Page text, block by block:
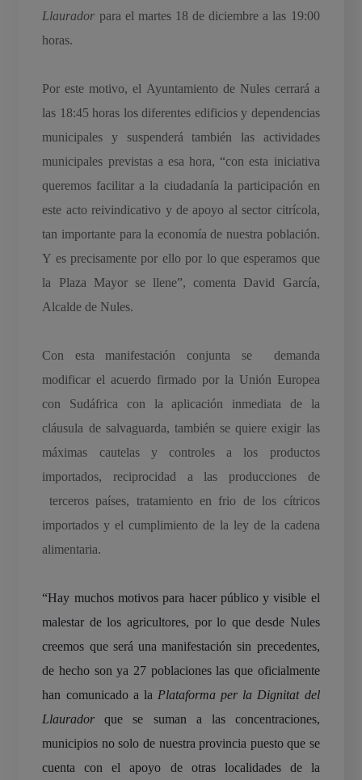
Llaurador para el martes 18 de diciembre a las 19:00
horas.
Por este motivo, el Ayuntamiento de Nules cerrará a
las 18:45 horas los diferentes edificios y dependencias
municipales y suspenderá también las actividades
municipales previstas a esa hora, “con esta iniciativa
queremos facilitar a la ciudadanía la participación en
este acto reivindicativo y de apoyo al sector citrícola,
tan importante para la economía de nuestra población.
Y es precisamente por ello por lo que esperamos que
la Plaza Mayor se llene”, comenta David García,
Alcalde de Nules.
Con esta manifestación conjunta se demanda
modificar el acuerdo firmado por la Unión Europea
con Sudáfrica con la aplicación inmediata de la
cláusula de salvaguarda, también se quiere exigir las
máximas cautelas y controles a los productos
importados, reciprocidad a las producciones de
terceros países, tratamiento en frio de los cítricos
importados y el cumplimiento de la ley de la cadena
alimentaria.
“Hay muchos motivos para hacer público y visible el
malestar de los agricultores, por lo que desde Nules
creemos que será una manifestación sin precedentes,
de hecho son ya 27 poblaciones las que oficialmente
han comunicado a la Plataforma per la Dignitat del
Llaurador que se suman a las concentraciones,
municipios no solo de nuestra provincia puesto que se
cuenta con el apoyo de otras localidades de la